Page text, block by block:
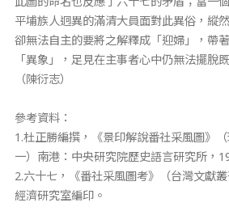
平埔族人迥異的滿清大員面對此異俗，縱
卻無法自主的要將之解釋成「迎婦」，帶
「異象」，足見在主事者心中仍無法擺脫
（陳衍志）
參考資料：
1.杜正勝編撰，《景印解說番社采風圖》
一）南港：中央研究院歷史語言研究所，
2.六十七，《番社采風圖考》（台灣文獻
經濟研究室編印。